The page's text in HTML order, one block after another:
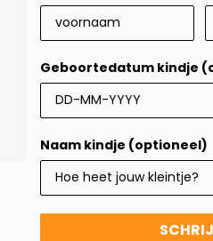
Voetjesmeter 200001-
759 Voetjesmeter Groen
prijs
TOEVOEGEN AAN
WINKELMANDJE
LEUKE SOKKEN
Geboortedatum kindje
Naam kindje (optioneel)